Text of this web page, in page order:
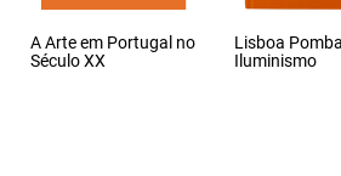
A Arte em Portugal no
Século XX
Lisboa
Iluminismo